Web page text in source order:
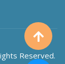
Reserved.